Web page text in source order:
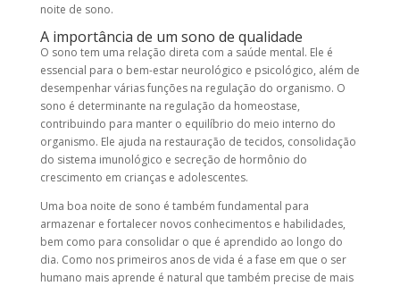
noite de sono.
A importância de um sono de qualidade
O sono tem uma relação direta com a saúde mental. Ele é
essencial para o bem-estar neurológico e psicológico, além de
desempenhar várias funções na regulação do organismo. O
sono é determinante na regulação da homeostase,
contribuindo para manter o equilíbrio do meio interno do
organismo. Ele ajuda na restauração de tecidos, consolidação
do sistema imunológico e secreção de hormônio do
crescimento em crianças e adolescentes.
Uma boa noite de sono é também fundamental para
armazenar e fortalecer novos conhecimentos e habilidades,
bem como para consolidar o que é aprendido ao longo do
dia. Como nos primeiros anos de vida é a fase em que o ser
humano mais aprende é natural que também precise de mais